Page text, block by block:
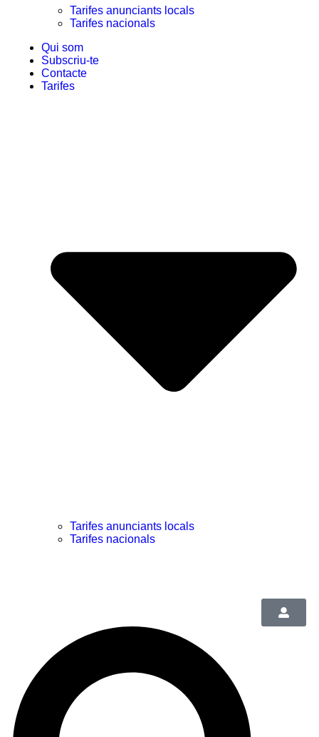
Tarifes anunciants locals
Tarifes nacionals
Qui som
Subscriu-te
Contacte
Tarifes
Tarifes anunciants locals
Tarifes nacionals